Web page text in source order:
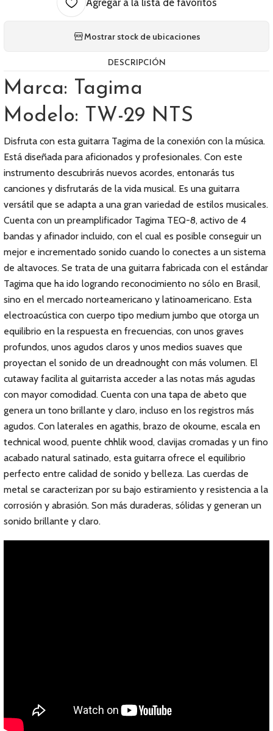
Agregar a la lista de favoritos
Mostrar stock de ubicaciones
DESCRIPCIÓN
Marca: Tagima
Modelo: TW-29 NTS
Disfruta con esta guitarra Tagima de la conexión con la música.
Está diseñada para aficionados y profesionales. Con este
instrumento descubrirás nuevos acordes, entonarás tus
canciones y disfrutarás de la vida musical. Es una guitarra
versátil que se adapta a una gran variedad de estilos musicales.
Cuenta con un preamplificador Tagima TEQ-8, activo de 4
bandas y afinador incluido, con el cual es posible conseguir un
mejor e incrementado sonido cuando lo conectes a un sistema
de altavoces. Se trata de una guitarra fabricada con el estándar
Tagima que ha ido logrando reconocimiento no sólo en Brasil,
sino en el mercado norteamericano y latinoamericano. Esta
electroacústica con cuerpo tipo medium jumbo que otorga un
equilibrio en la respuesta en frecuencias, con unos graves
profundos, unos agudos claros y unos medios suaves que
proyectan el sonido de un dreadnought con más volumen. El
cutaway facilita al guitarrista acceder a las notas más agudas
con mayor comodidad. Cuenta con una tapa de abeto que
genera un tono brillante y claro, incluso en los registros más
agudos. Con laterales en agathis, brazo de okoume, escala en
technical wood, puente chhlik wood, clavijas cromadas y un fino
acabado natural satinado, esta guitarra ofrece el equilibrio
perfecto entre calidad de sonido y belleza. Las cuerdas de
metal se caracterizan por su bajo estiramiento y resistencia a la
corrosión y abrasión. Son más duraderas, sólidas y generan un
sonido brillante y claro.